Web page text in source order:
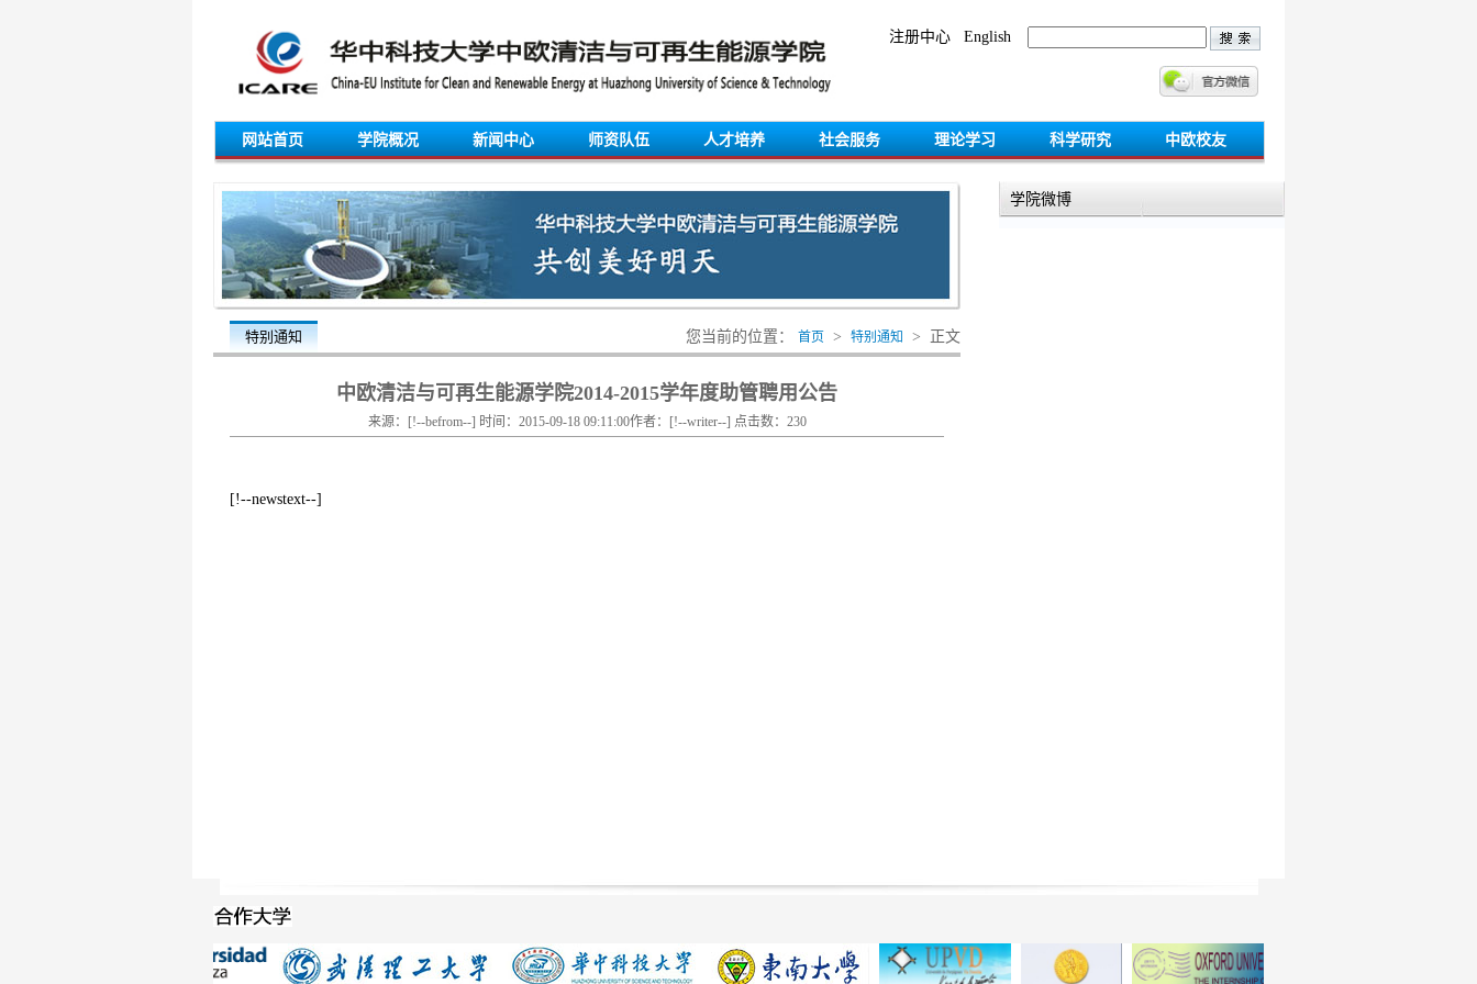
注册中心 English
网站首页 学院概况 新闻中心 师资队伍 人才培养 社会服务 理论学习 科学研究 中欧校友
特别通知 您当前的位置： 首页 > 特别通知 > 正文
中欧清洁与可再生能源学院2014-2015学年度助管聘用公告
来源：[!--befrom--] 时间：2015-09-18 09:11:00作者：[!--writer--] 点击数： 230
[!--newstext--]
学院微博